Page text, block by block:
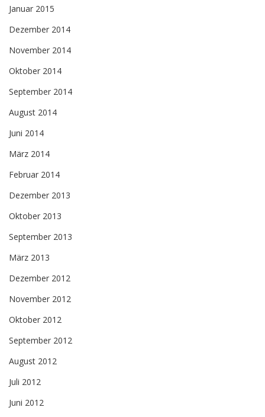
Januar 2015
Dezember 2014
November 2014
Oktober 2014
September 2014
August 2014
Juni 2014
März 2014
Februar 2014
Dezember 2013
Oktober 2013
September 2013
März 2013
Dezember 2012
November 2012
Oktober 2012
September 2012
August 2012
Juli 2012
Juni 2012